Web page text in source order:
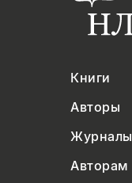
Книги
Авторы
Журналы
Авторам